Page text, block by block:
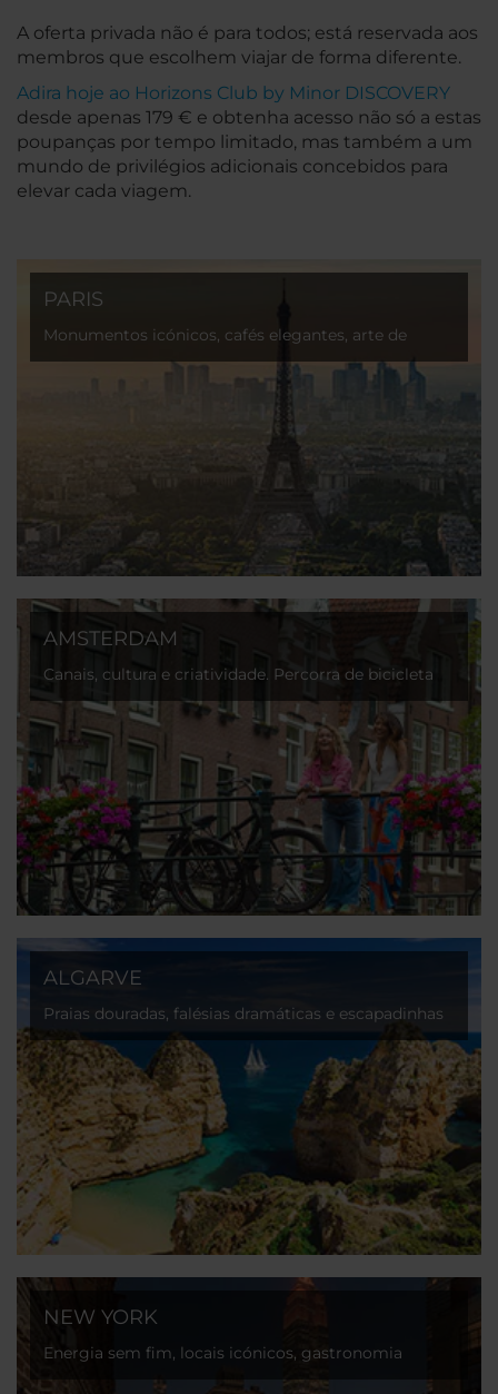
A oferta privada não é para todos; está reservada aos
membros que escolhem viajar de forma diferente.
Adira hoje ao Horizons Club by Minor DISCOVERY
desde apenas 179 € e obtenha acesso não só a estas
poupanças por tempo limitado, mas também a um
mundo de privilégios adicionais concebidos para
elevar cada viagem.
PARIS
Monumentos icónicos, cafés elegantes, arte de
classe mundial e um romantismo intemporal em
AMSTERDAM
Canais, cultura e criatividade. Percorra de bicicleta
ruas cheias de encanto e bairros vibrantes.
ALGARVE
Praias douradas, falésias dramáticas e escapadinhas
soalheiras ao longo da deslumbrante costa
portuguesa.
NEW YORK
Energia sem fim, locais icónicos, gastronomia
internacional e cultura na cidade que nunca dorme.